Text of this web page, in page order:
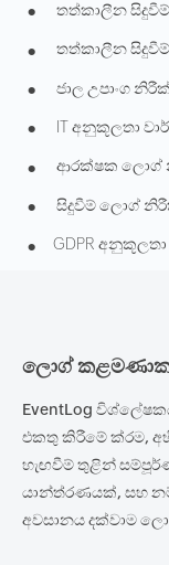
• තත්කාලීන
• තත්කාලීන
• ජාල උපාංග
• IT අනුකූලතා
• ආරක්ෂක ලොග්
• සිදුවීම් ලොග්
• GDPR අනුකූලතා
ලොග්
EventLog
එකතු කිරීමේ ක්රම,
හැඟවීම් තුළින්
යාන්ත්රණයක්, සහ
අවසානය දක්වාම